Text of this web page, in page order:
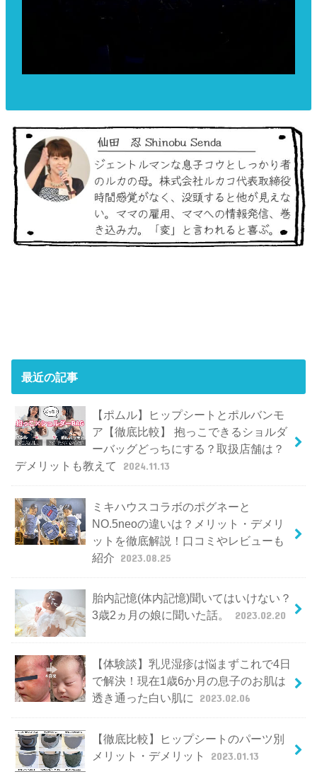
最近の記事
【ポムル】ヒップシートとポルバンモ
ア【徹底比較】 抱っこできるショルダ
ーバッグどっちにする？取扱店舗は？
デメリットも教えて
2024.11.13
ミキハウスコラボのポグネーと
NO.5neoの違いは？メリット・デメリ
ットを徹底解説！口コミやレビューも
紹介 2023.08.25
胎内記憶(体内記憶)聞いてはいけない？
3歳2ヵ月の娘に聞いた話。
2023.02.20
【体験談】乳児湿疹は悩まずこれで4日
で解決！現在1歳6か月の息子のお肌は
透き通った白い肌に
2023.02.06
【徹底比較】ヒップシートのパーツ別
メリット・デメリット
2023.01.13